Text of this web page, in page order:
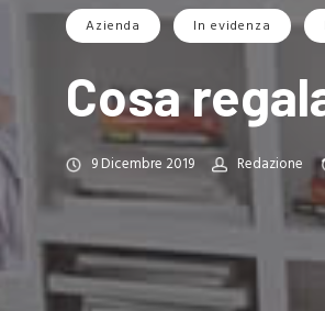
Azienda In evidenza
Cosa
9 Dicembre 2019 Redazione